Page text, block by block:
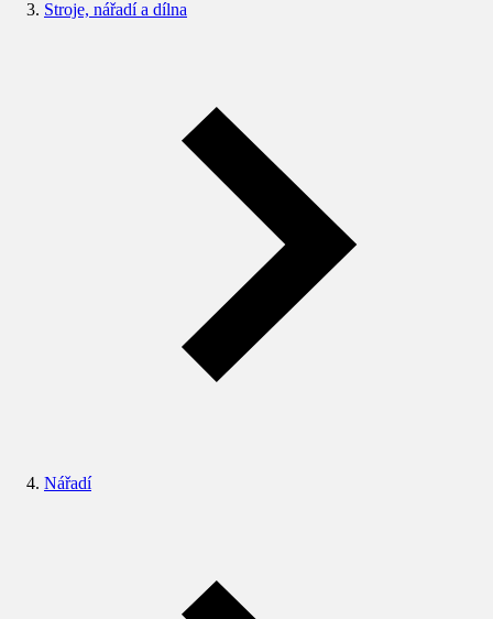
Stroje, nářadí a dílna
Nářadí